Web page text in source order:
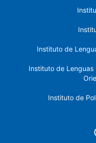
Instituto de
Instituto de
Instituto de